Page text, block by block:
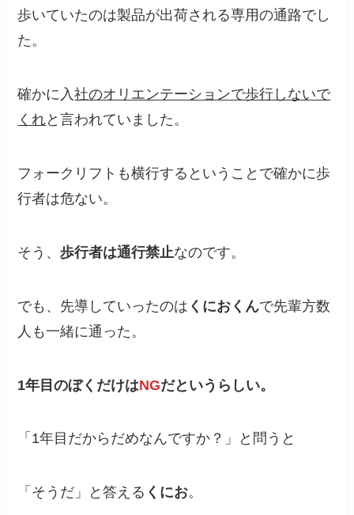
歩いていたのは製品が出荷される専用の通路でし
た。
確かに入社のオリエンテーションで歩行しないで
くれと言われていました。
フォークリフトも横行するということで確かに歩
行者は危ない。
そう、歩行者は通行禁止なのです。
でも、先導していったのは くにおくんで先輩方数
人も一緒に通った。
1年目のぼくだけはNGだというらしい。
「1年目だからだめなんですか？」と問うと
「そうだ」と答える くにお。